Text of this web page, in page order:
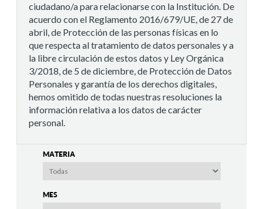
ciudadano/a para relacionarse con la Institución. De
acuerdo con el Reglamento 2016/679/UE, de 27 de
abril, de Protección de las personas físicas en lo
que respecta al tratamiento de datos personales y a
la libre circulación de estos datos y Ley Orgánica
3/2018, de 5 de diciembre, de Protección de Datos
Personales y garantía de los derechos digitales,
hemos omitido de todas nuestras resoluciones la
información relativa a los datos de carácter
personal.
MATERIA
MES